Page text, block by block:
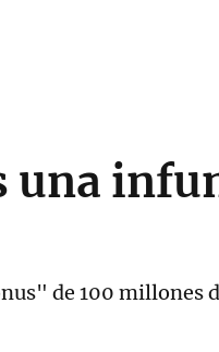
una
de 100 millones